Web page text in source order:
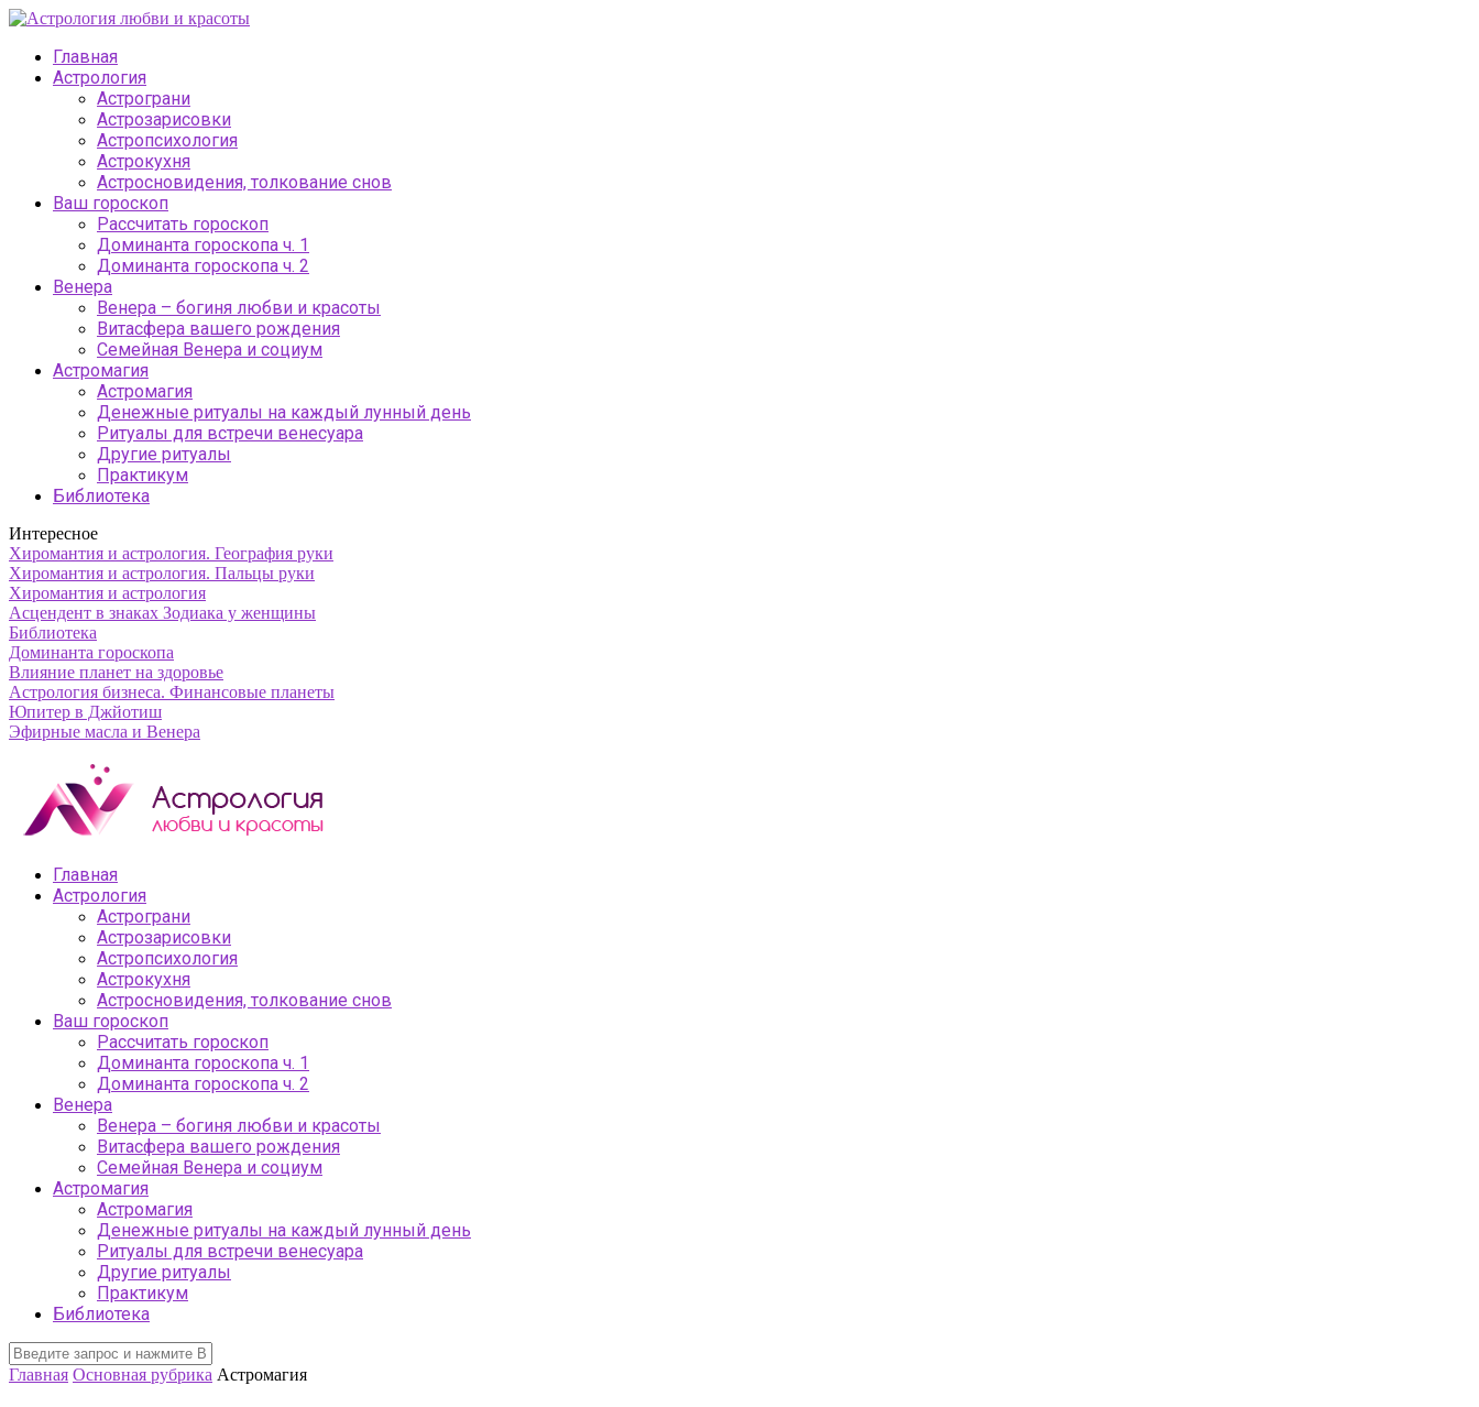
Главная
Астрология
Астрограни
Астрозарисовки
Астропсихология
Астрокухня
Астросновидения, толкование снов
Ваш гороскоп
Рассчитать гороскоп
Доминанта гороскопа ч. 1
Доминанта гороскопа ч. 2
Венера
Венера – богиня любви и красоты
Витасфера вашего рождения
Семейная Венера и социум
Астромагия
Астромагия
Денежные ритуалы на каждый лунный день
Ритуалы для встречи венесуара
Другие ритуалы
Практикум
Библиотека
Интересное
Хиромантия и астрология. География руки
Хиромантия и астрология. Пальцы руки
Хиромантия и астрология
Асцендент в знаках Зодиака у женщины
Библиотека
Доминанта гороскопа
Влияние планет на здоровье
Астрология бизнеса. Финансовые планеты
Юпитер в Джйотиш
Эфирные масла и Венера
Главная
Астрология
Астрограни
Астрозарисовки
Астропсихология
Астрокухня
Астросновидения, толкование снов
Ваш гороскоп
Рассчитать гороскоп
Доминанта гороскопа ч. 1
Доминанта гороскопа ч. 2
Венера
Венера – богиня любви и красоты
Витасфера вашего рождения
Семейная Венера и социум
Астромагия
Астромагия
Денежные ритуалы на каждый лунный день
Ритуалы для встречи венесуара
Другие ритуалы
Практикум
Библиотека
Главная Основная рубрика Астромагия